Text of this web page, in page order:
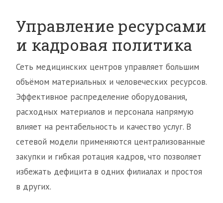
Управление ресурсами
и кадровая политика
Сеть медицинских центров управляет большим
объёмом материальных и человеческих ресурсов.
Эффективное распределение оборудования,
расходных материалов и персонала напрямую
влияет на рентабельность и качество услуг. В
сетевой модели применяются централизованные
закупки и гибкая ротация кадров, что позволяет
избежать дефицита в одних филиалах и простоя
в других.